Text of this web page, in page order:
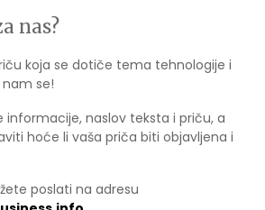
nas?
koja se dotiče tema tehnologije i
se!
informacije, naslov teksta i priču, a
hoće li vaša priča biti objavljena i
poslati na adresu